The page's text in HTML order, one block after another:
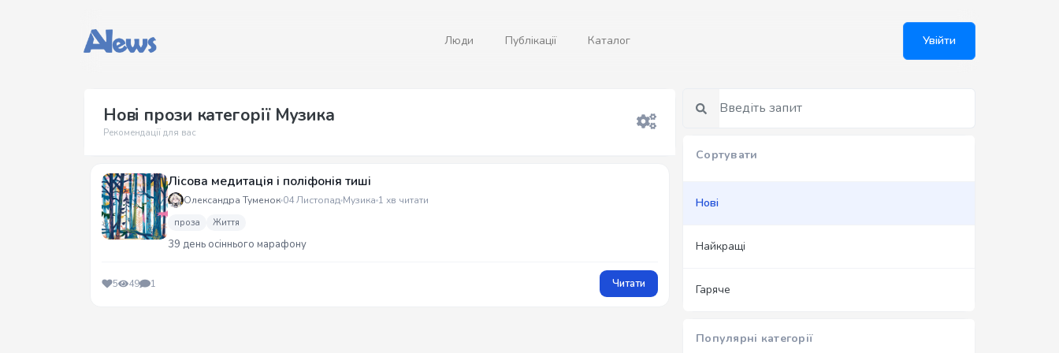
Люди Публікації Каталог Увійти
Нові прози категорії Музика
Рекомендації для вас
Лісова медитація і поліфонія тиші
Олександра Туменок 04 Листопад Музика 1 хв читати
проза Життя
39 день осіннього марафону
5 49 1 Читати
Сортувати
Нові
Найкращі
Гаряче
Популярні категорії